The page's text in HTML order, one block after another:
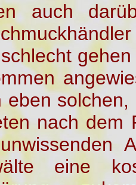
auch
eben
nach dem
eine